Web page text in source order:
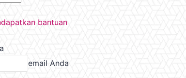
bantuan
email Anda